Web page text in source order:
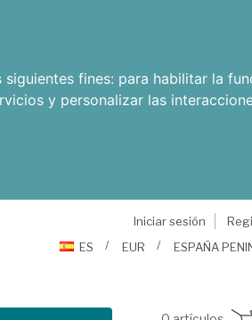
fines: para habilitar la
y personalizar las
Iniciar sesión
ES
EUR ESPAÑA